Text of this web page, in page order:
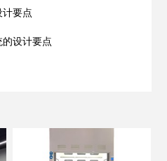
计要点
设计要点